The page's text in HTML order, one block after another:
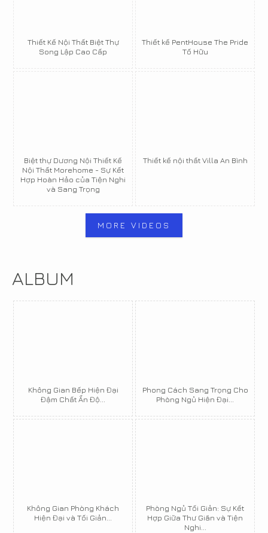
Thiết Kế Nội Thất Biệt Thự
Song Lập Cao Cấp
Thiết kế PentHouse The Pride
Tố Hữu
Biệt thự Dương Nội Thiết Kế
Nội Thất Morehome - Sự Kết
Hợp Hoàn Hảo của Tiện Nghi
và Sang Trọng
Thiết kế nội thất Villa An Bình
MORE VIDEOS
ALBUM
Không Gian Bếp Hiện Đại
Đậm Chất Ấn Độ...
Phong Cách Sang Trọng Cho
Phòng Ngủ Hiện Đại...
Không Gian Phòng Khách
Hiện Đại và Tối Giản...
Phòng Ngủ Tối Giản: Sự Kết
Hợp Giữa Thư Giãn và Tiện
Nghi...